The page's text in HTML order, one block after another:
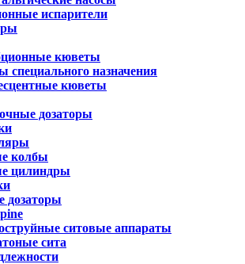
испарители
кюветы
специального назначения
кюветы
дозаторы
колбы
цилиндры
дозаторы
ситовые аппараты
сита